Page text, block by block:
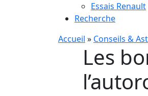
Essais Renault
Recherche
Accueil » Conseils &
Les